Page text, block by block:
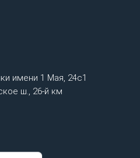
имени 1 Мая, 24с1
ш., 26-й км